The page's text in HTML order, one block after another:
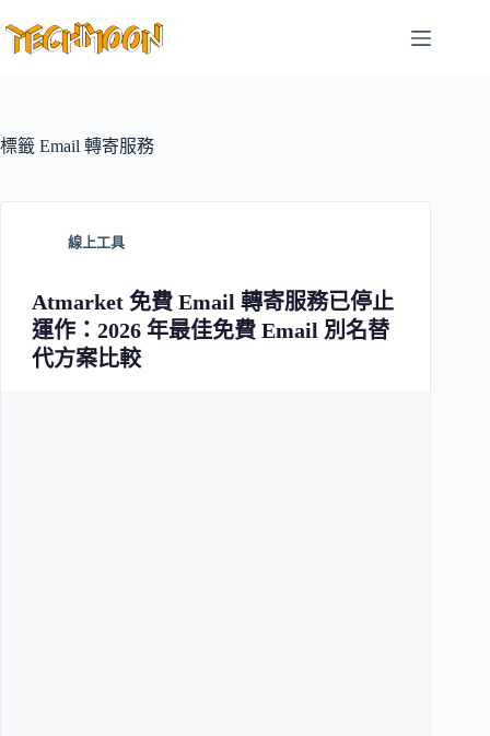
至
容
標籤 Email 轉寄服務
線上工具
Atmarket 免費 Email 轉寄服務已停止
運作：2026 年最佳免費 Email 別名替
代方案比較